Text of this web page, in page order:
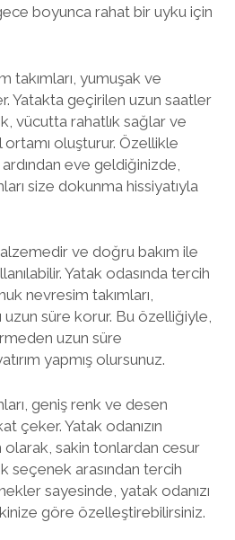
boyunca rahat bir uyku için
takımları, yumuşak ve
Yatakta geçirilen uzun saatler
vücutta rahatlık sağlar ve
oluşturur. Özellikle
eve geldiğinizde,
size dokunma hissiyatıyla
ve doğru bakım ile
Yatak odasında tercih
nevresim takımları,
uzun süre korur. Bu özelliğiyle,
uzun süre
yapmış olursunuz.
geniş renk ve desen
çeker. Yatak odanızın
sakin tonlardan cesur
seçenek arasından tercih
sayesinde, yatak odanızı
göre özelleştirebilirsiniz.